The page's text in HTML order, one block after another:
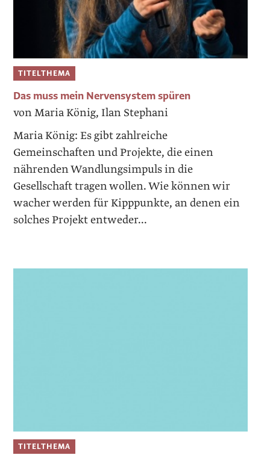
TITELTHEMA
Das muss mein Nervensystem spüren
von Maria König, Ilan Stephani
Maria König: Es gibt zahlreiche
Gemeinschaften und Projekte, die einen
nährenden Wandlungsimpuls in die
Gesellschaft ­tragen wollen. Wie können wir
wacher werden für Kipppunkte, an denen ein
solches Projekt entweder...
TITELTHEMA